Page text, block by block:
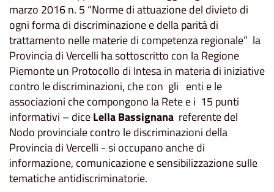
marzo 2016 n. 5 “Norme di attuazione del divieto di
ogni forma di discriminazione e della parità di
trattamento nelle materie di competenza regionale” la
Provincia di Vercelli ha sottoscritto con la Regione
Piemonte un Protocollo di Intesa in materia di iniziative
contro le discriminazioni, che con gli enti e le
associazioni che compongono la Rete e i 15 punti
informativi – diceLella Bassignana referente del
Nodo provinciale contro le discriminazioni della
Provincia di Vercelli - si occupano anche di
informazione, comunicazione e sensibilizzazione sulle
tematiche antidiscriminatorie.